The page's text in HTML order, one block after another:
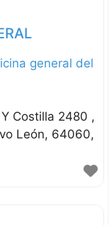
general del
Costilla 2480 ,
León
64060